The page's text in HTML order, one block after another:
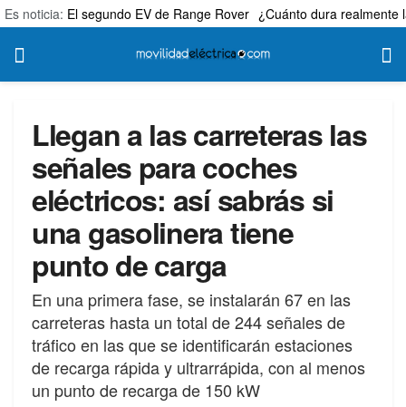
Es noticia: El segundo EV de Range Rover ¿Cuánto dura realmente
Llegan a las carreteras las
señales para coches
eléctricos: así sabrás si
una gasolinera tiene
punto de carga
En una primera fase, se instalarán 67 en las
carreteras hasta un total de 244 señales de
tráfico en las que se identificarán estaciones
de recarga rápida y ultrarrápida, con al menos
un punto de recarga de 150 kW